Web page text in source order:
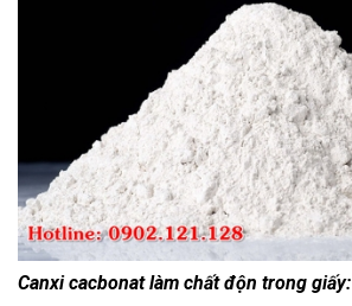
Canxi cacbonat làm chất độn trong giấy: